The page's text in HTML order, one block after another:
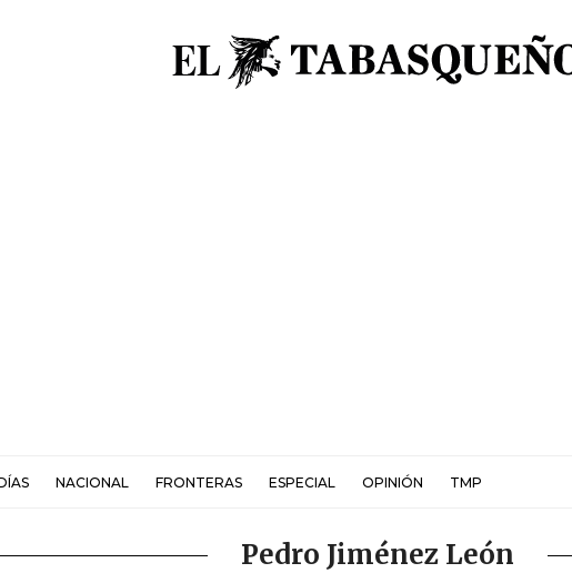
NACIONAL FRONTERAS ESPECIAL OPINIÓN TMP
Pedro Jiménez León